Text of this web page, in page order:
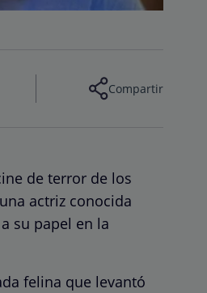
Compartir
de terror de los
actriz conocida
su papel en la
felina que levantó